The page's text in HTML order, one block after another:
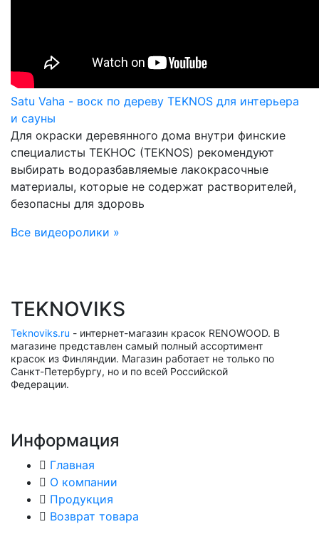
Satu Vaha - воск по дереву TEKNOS для интерьера
и сауны
Для окраски деревянного дома внутри финские
специалисты ТЕКНОС (TEKNOS) рекомендуют
выбирать водоразбавляемые лакокрасочные
материалы, которые не содержат растворителей,
безопасны для здоровь
Все видеоролики »
TEKNOVIKS
Teknoviks.ru - интернет-магазин красок RENOWOOD. В
магазине представлен самый полный ассортимент
красок из Финляндии. Магазин работает не только по
Санкт-Петербургу, но и по всей Российской
Федерации.
Информация
Главная
О компании
Продукция
Возврат товара